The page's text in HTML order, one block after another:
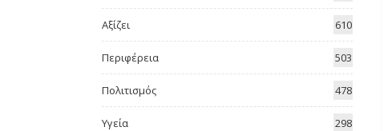
Αξίζει 610
Περιφέρεια 503
Πολιτισμός 478
Υγεία 298